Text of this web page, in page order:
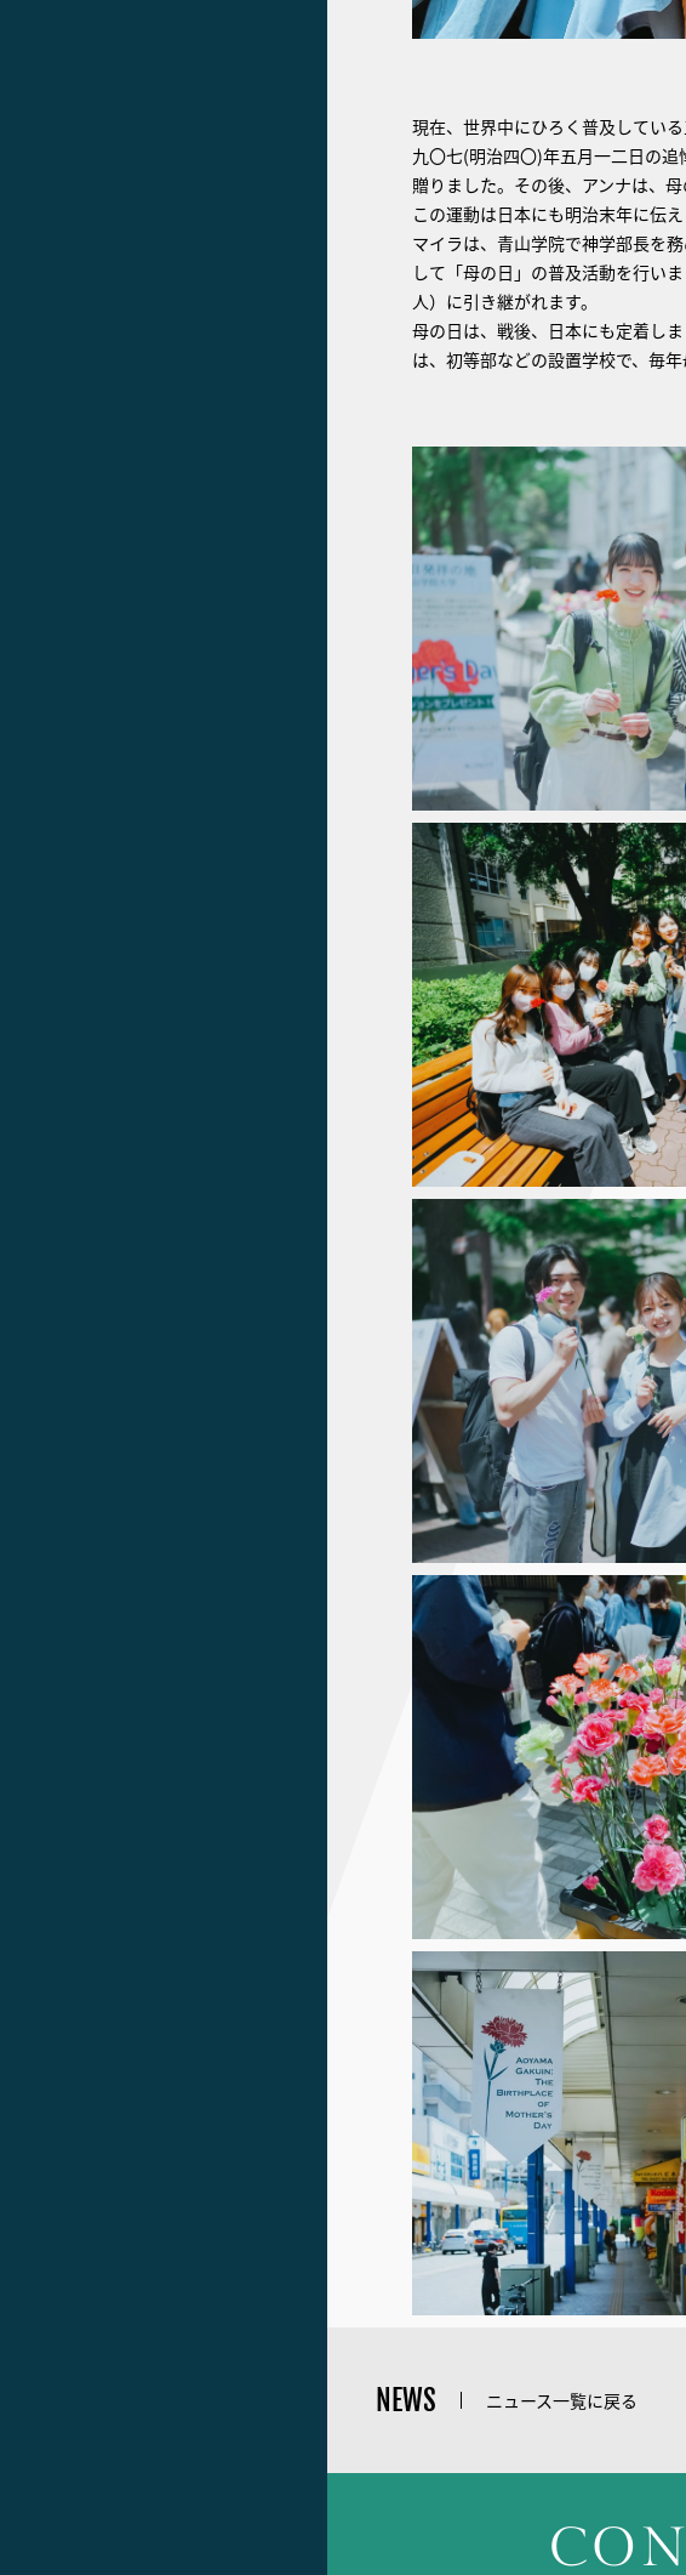
現在、世界中にひろく普及してい
九〇七(明治四〇)年五月一二日の
贈りました。その後、アンナは、
この運動は日本にも明治末年に伝
マイラは、青山学院で神学部長を
して「母の日」の普及活動を行い
人）に引き継がれます。
母の日は、戦後、日本にも定着し
は、初等部などの設置学校で、毎
NEWS ニュース一覧に戻る